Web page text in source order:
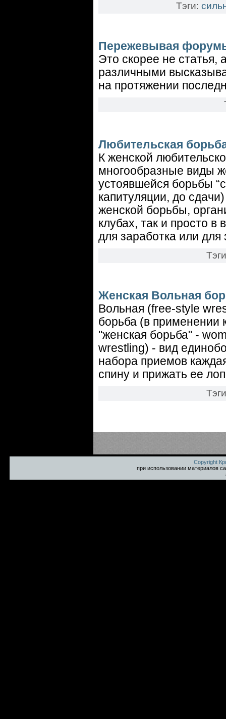
Тэги:
Пережевывая
Это скорее не статья,
различными
на протяжении
Любительская
К женской
многообразные виды
устоявшейся борьбы
капитуляции, до
женской борьбы,
клубах, так и просто
для заработка или для
Женская Вольная
Вольная (free-style
борьба (в применении
"женская борьба" -
wrestling) - вид
набора приемов
спину и прижать ее
Copyright
при использовании материалов